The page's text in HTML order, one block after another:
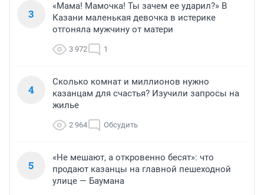
3
«Мама! Мамочка! Ты зачем ее ударил?» В
Казани маленькая девочка в истерике
отгоняла мужчину от матери
3 972 1
4
Сколько комнат и миллионов нужно
казанцам для счастья? Изучили запросы на
жилье
2 964 Обсудить
5
«Не мешают, а откровенно бесят»: что
продают казанцы на главной пешеходной
улице — Баумана